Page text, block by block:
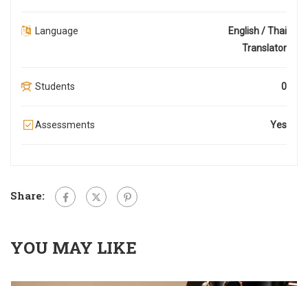
Language
English / Thai
Translator
Students 0
Assessments Yes
Share:
YOU MAY LIKE